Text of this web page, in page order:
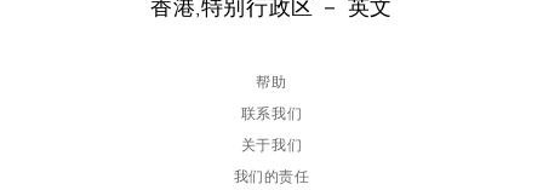
香港,特别行政区 － 英文
帮助
联系我们
关于我们
我们的责任